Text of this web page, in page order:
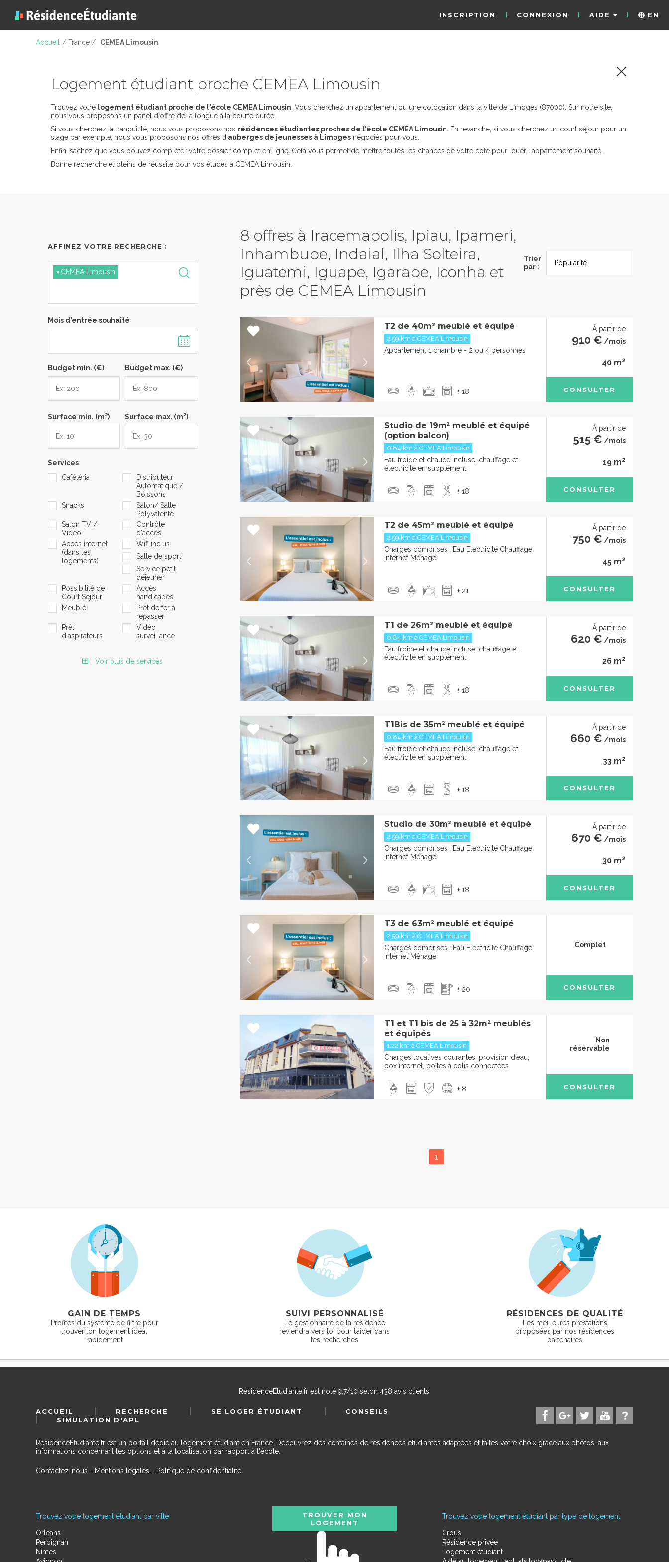
INSCRIPTION CONNEXION AIDE EN
Accueil / France / CEMEA Limousin
Logement étudiant proche CEMEA Limousin
Trouvez votre logement étudiant proche de l'école CEMEA Limousin . Vous cherchez un appartement ou une colocation dans la ville de Limoges (87000). Sur notre site,
nous vous proposons un panel d'offre de la longue à la courte durée.
Si vous cherchez la tranquilité, nous vous proposons nos résidences étudiantes proches de l'école CEMEA Limousin . En revanche, si vous cherchez un court séjour pour un
stage par exemple, nous vous proposons nos offres d'auberges de jeunesses à Limoges négociés pour vous.
Enfin, sachez que vous pouvez compléter votre dossier complet en ligne. Cela vous permet de mettre toutes les chances de votre côté pour louer l'appartement souhaité.
Bonne recherche et pleins de réussite pour vos études à CEMEA Limousin.
8 offres à Iracemapolis, Ipiau, Ipameri,
Inhambupe, Indaial, Ilha Solteira,
Iguatemi, Iguape, Igarape, Iconha et
près de CEMEA Limousin
Trier
par :
T2 de 40m² meublé et équipé
2.59 km à CEMEA Limousin
Appartement 1 chambre - 2 ou 4 personnes
+ 18
À partir de
910 € /mois
40 m2
CONSULTER
Studio de 19m² meublé et équipé
(option balcon)
0.84 km à CEMEA Limousin
Eau froide et chaude incluse, chauffage et
électricité en supplément
+ 18
À partir de
515 € /mois
19 m2
CONSULTER
T2 de 45m² meublé et équipé
2.59 km à CEMEA Limousin
Charges comprises : Eau Electricité Chauffage
Internet Ménage
+ 21
À partir de
750 € /mois
45 m2
CONSULTER
T1 de 26m² meublé et équipé
0.84 km à CEMEA Limousin
Eau froide et chaude incluse, chauffage et
électricité en supplément
+ 18
À partir de
620 € /mois
26 m2
CONSULTER
T1Bis de 35m² meublé et équipé
0.84 km à CEMEA Limousin
Eau froide et chaude incluse, chauffage et
électricité en supplément
+ 18
À partir de
660 € /mois
33 m2
CONSULTER
Studio de 30m² meublé et équipé
2.59 km à CEMEA Limousin
Charges comprises : Eau Electricité Chauffage
Internet Ménage
+ 18
À partir de
670 € /mois
30 m2
CONSULTER
T3 de 63m² meublé et équipé
2.59 km à CEMEA Limousin
Charges comprises : Eau Electricité Chauffage
Internet Ménage
+ 20
Complet
CONSULTER
T1 et T1 bis de 25 à 32m² meublés
et équipés
1.22 km à CEMEA Limousin
Charges locatives courantes, provision d’eau,
box internet, boîtes à colis connectées
+ 8
Non
réservable
CONSULTER
1
AFFINEZ VOTRE RECHERCHE :
× CEMEA Limousin
Mois d'entrée souhaité
Budget min. (€) Budget max. (€)
Surface min. (m2) Surface max. (m2)
Services
Cafétéria
Distributeur
Automatique /
Boissons
Snacks
Salon/ Salle
Polyvalente
Salon TV /
Vidéo
Contrôle
d'accès
Accès internet
(dans les
logements)
Wifi inclus
Salle de sport
Service petit-
déjeuner
Possibilité de
Court Séjour
Accès
handicapés
Meublé
Prêt de fer à
repasser
Prêt
d'aspirateurs
Vidéo
surveillance
Voir plus de services
GAIN DE TEMPS
Profites du système de filtre pour
trouver ton logement idéal
rapidement
SUIVI PERSONNALISÉ
Le gestionnaire de la résidence
reviendra vers toi pour t’aider dans
tes recherches
RÉSIDENCES DE QUALITÉ
Les meilleures prestations
proposées par nos résidences
partenaires
ResidenceEtudiante.frest noté 9,7/10 selon 438 avis clients.
ACCUEIL RECHERCHE SE LOGER ÉTUDIANT
CONSEILS
SIMULATION D'APL
RésidenceÉtudiante.fr est un portail dédié au logement étudiant en France. Découvrez des centaines de résidences étudiantes adaptées et faites votre choix grâce aux photos, aux
informations concernant les options et à la localisation par rapport à l'école.
Contactez-nous - Mentions légales - Politique de confidentialité
Trouvez votre logement étudiant par ville
Orléans
Perpignan
Nimes
Trouvez votre logement étudiant par type de logement
Crous
Résidence privée
Logement étudiant
TROUVER MON
LOGEMENT